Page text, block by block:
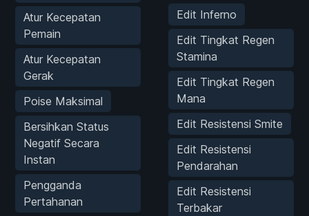
Atur Kecepatan
Pemain
Atur Kecepatan
Gerak
Poise Maksimal
Bersihkan Status
Negatif Secara
Instan
Pengganda
Pertahanan
Edit Inferno
Edit Tingkat Regen
Stamina
Edit Tingkat Regen
Mana
Edit Resistensi Smite
Edit Resistensi
Pendarahan
Edit Resistensi
Terbakar